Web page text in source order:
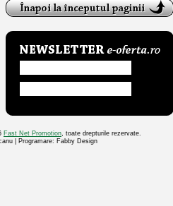
Fast Net Promotion, toate drepturile rezervate.
| Programare: Fabby Design